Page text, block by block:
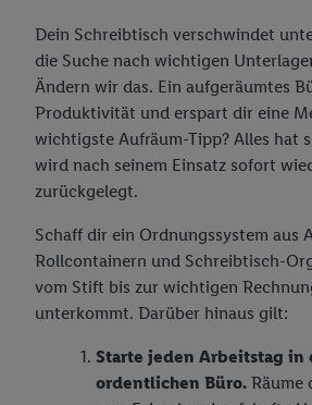
Dein Schreibtisch verschwindet
die Suche nach wichtigen
Ändern wir das. Ein aufgeräumtes
Produktivität und erspart dir eine
wichtigste Aufräum-Tipp? Alles hat
wird nach seinem Einsatz sofort
zurückgelegt.
Schaff dir ein Ordnungssystem aus
Rollcontainern und Schreibtisch-
vom Stift bis zur wichtigen
unterkommt. Darüber hinaus gilt:
Starte jeden Arbeitstag in
ordentlichen Büro. Räume